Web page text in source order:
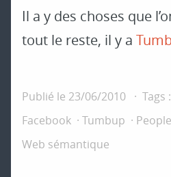
Il a y des choses que
tout le reste, il y a
Publié le 23/06/2010 Tags :
Facebook
Tumbup People
Web sémantique